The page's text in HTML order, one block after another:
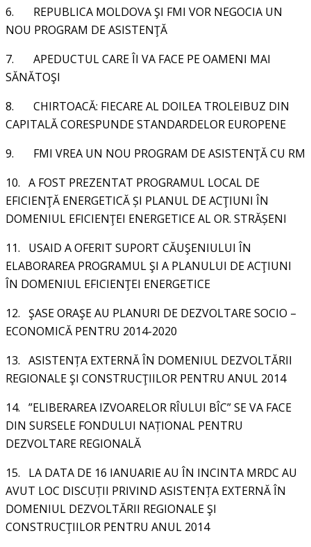
6.
REPUBLICA MOLDOVA ŞI FMI VOR NEGOCIA UN
NOU PROGRAM DE ASISTENŢĂ
7.
APEDUCTUL CARE ÎI VA FACE PE OAMENI MAI
SĂNĂTOŞI
8.
CHIRTOACĂ: FIECARE AL DOILEA TROLEIBUZ DIN
CAPITALĂ CORESPUNDE STANDARDELOR EUROPENE
9.
FMI VREA UN NOU PROGRAM DE ASISTENŢĂ CU RM
10. A FOST PREZENTAT PROGRAMUL LOCAL DE
EFICIENŢĂ ENERGETICĂ ȘI PLANUL DE ACŢIUNI ÎN
DOMENIUL EFICIENŢEI ENERGETICE AL OR. STRĂȘENI
11.
USAID A OFERIT SUPORT CĂUŞENIULUI ÎN
ELABORAREA PROGRAMUL ŞI A PLANULUI DE ACŢIUNI
ÎN DOMENIUL EFICIENŢEI ENERGETICE
12. ŞASE ORAŞE AU PLANURI DE DEZVOLTARE SOCIO –
ECONOMICĂ PENTRU 2014-2020
13. ASISTENȚA EXTERNĂ ÎN DOMENIUL DEZVOLTĂRII
REGIONALE ŞI CONSTRUCŢIILOR PENTRU ANUL 2014
14. ”ELIBERAREA IZVOARELOR RÎULUI BÎC” SE VA FACE
DIN SURSELE FONDULUI NAȚIONAL PENTRU
DEZVOLTARE REGIONALĂ
15.
LA DATA DE 16 IANUARIE AU ÎN INCINTA MRDC AU
AVUT LOC DISCUȚII PRIVIND ASISTENȚA EXTERNĂ ÎN
DOMENIUL DEZVOLTĂRII REGIONALE ŞI
CONSTRUCŢIILOR PENTRU ANUL 2014